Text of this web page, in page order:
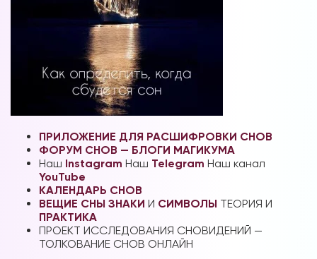
ПРИЛОЖЕНИЕ ДЛЯ РАСШИФРОВКИ СНОВ
ФОРУМ СНОВ — БЛОГИ МАГИКУМА
Наш Instagram Наш Telegram Наш канал
YouTube
КАЛЕНДАРЬ СНОВ
ВЕЩИЕ СНЫ ЗНАКИ И СИМВОЛЫ ТЕОРИЯ И
ПРАКТИКА
ПРОЕКТ ИССЛЕДОВАНИЯ СНОВИДЕНИЙ —
ТОЛКОВАНИЕ СНОВ ОНЛАЙН
Вы можете получать информацию во
снах (проверено более 100000
участниками)
Мы разработали систему практик, с
помощью которой можно получать
информацию во снах с первых дней.
Скачайте приложение, чтобы получить
доступ:
Скачать
Наши форумы